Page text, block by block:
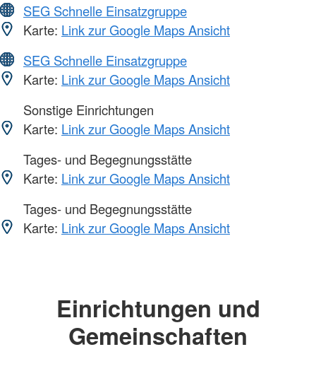
SEG Schnelle Einsatzgruppe
Karte: Link zur Google Maps Ansicht
SEG Schnelle Einsatzgruppe
Karte: Link zur Google Maps Ansicht
Sonstige Einrichtungen
Karte: Link zur Google Maps Ansicht
Tages- und Begegnungsstätte
Karte: Link zur Google Maps Ansicht
Tages- und Begegnungsstätte
Karte: Link zur Google Maps Ansicht
Einrichtungen und
Gemeinschaften